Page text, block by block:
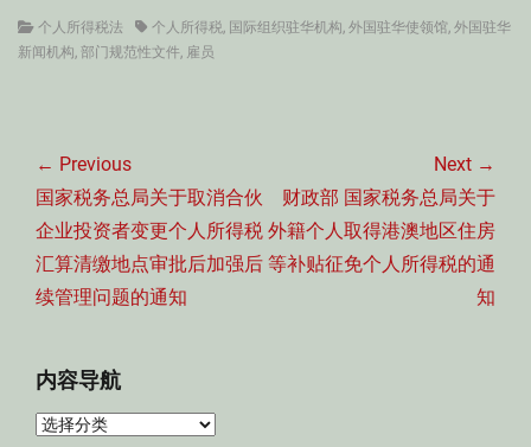
Categories
个人所得税法 Tags个人所得税, 国际组织驻华机构, 外国驻华使领馆, 外国驻华
新闻机构, 部门规范性文件, 雇员
章
导
航
← Previous
Previous
post:
国家税务总局关于取消合伙
企业投资者变更个人所得税
汇算清缴地点审批后加强后
续管理问题的通知
Next →
Next
post:
财政部 国家税务总局关于
外籍个人取得港澳地区住房
等补贴征免个人所得税的通
知
内容导航
内